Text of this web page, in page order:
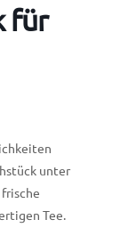
für
unter
Tee.